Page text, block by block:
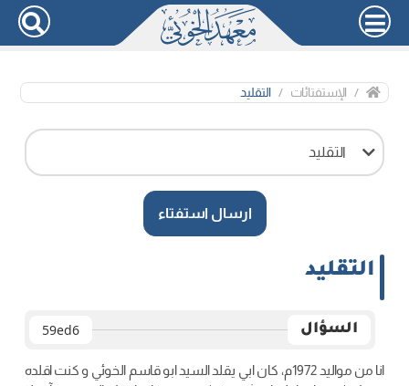
الإستفتائات التقليد
التقليد
ارسال استفتاء
التقليد
السؤال 59ed6
انا من مواليد 1972م، كان ابي يقلد السيد ابو قاسم الخوئي و كنت اقلده